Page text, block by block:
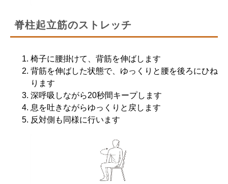
脊柱起立筋のストレッチ
椅子に腰掛けて、背筋を伸ばします
背筋を伸ばした状態で、ゆっくりと腰を後ろにひね
ります
深呼吸しながら20秒間キープします
息を吐きながらゆっくりと戻します
反対側も同様に行います